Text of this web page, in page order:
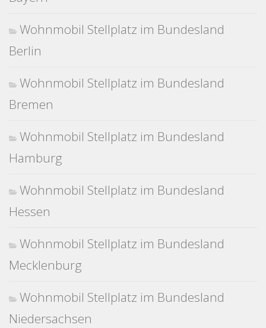
Wohnmobil Stellplatz im Bundesland
Berlin
Wohnmobil Stellplatz im Bundesland
Bremen
Wohnmobil Stellplatz im Bundesland
Hamburg
Wohnmobil Stellplatz im Bundesland
Hessen
Wohnmobil Stellplatz im Bundesland
Mecklenburg
Wohnmobil Stellplatz im Bundesland
Niedersachsen